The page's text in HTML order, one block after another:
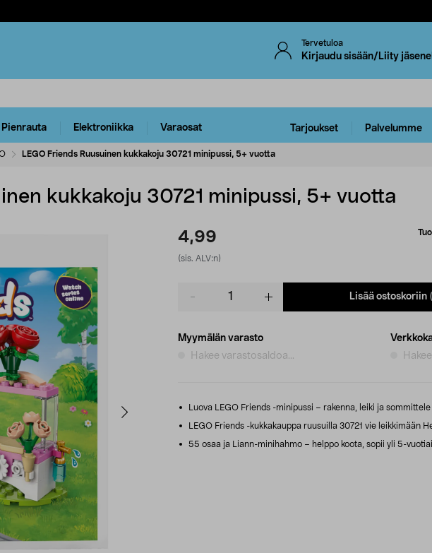
Tervetuloa
Kirjaudu sisään/Liity
Pienrauta Elektroniikka Varaosat Tarjoukset Palvelumme
LEGO Friends Ruusuinen kukkakoju 30721 minipussi, 5+ vuotta
kukkakoju 30721 minipussi, 5+ vuotta
4,99
(sis. ALV:n)
Lisää ostoskoriin
Myymälän varasto
Hakee varastosaldoa...
Luova LEGO Friends -minipussi – rakenna, leiki ja
LEGO Friends -kukkakauppa ruusuilla 30721 vie leikkimään
55 osaa ja Liann-minihahmo – helppo koota, sopii yli 5-